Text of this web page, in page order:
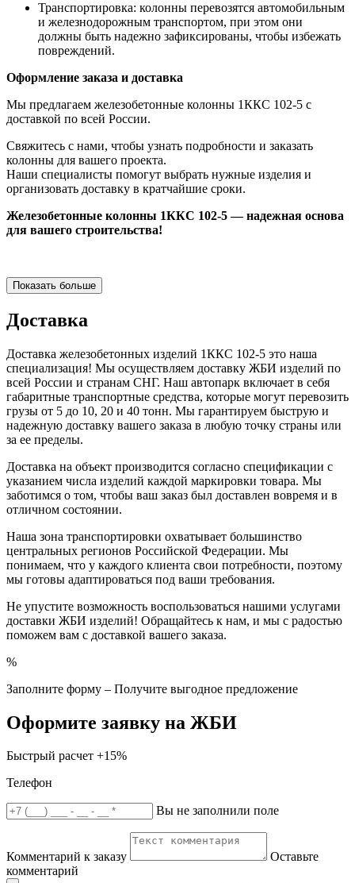
Транспортировка: колонны перевозятся автомобильным
и железнодорожным транспортом, при этом они
должны быть надежно зафиксированы, чтобы избежать
повреждений.
Оформление заказа и доставка
Мы предлагаем железобетонные колонны 1ККС 102-5 с
доставкой по всей России.
Свяжитесь с нами, чтобы узнать подробности и заказать
колонны для вашего проекта.
Наши специалисты помогут выбрать нужные изделия и
организовать доставку в кратчайшие сроки.
Железобетонные колонны 1ККС 102-5 — надежная основа
для вашего строительства!
Показать больше
Доставка
Доставка железобетонных изделий 1ККС 102-5 это наша
специализация! Мы осуществляем доставку ЖБИ изделий по
всей России и странам СНГ. Наш автопарк включает в себя
габаритные транспортные средства, которые могут перевозить
грузы от 5 до 10, 20 и 40 тонн. Мы гарантируем быструю и
надежную доставку вашего заказа в любую точку страны или
за ее пределы.
Доставка на объект производится согласно спецификации с
указанием числа изделий каждой маркировки товара. Мы
заботимся о том, чтобы ваш заказ был доставлен вовремя и в
отличном состоянии.
Наша зона транспортировки охватывает большинство
центральных регионов Российской Федерации. Мы
понимаем, что у каждого клиента свои потребности, поэтому
мы готовы адаптироваться под ваши требования.
Не упустите возможность воспользоваться нашими услугами
доставки ЖБИ изделий! Обращайтесь к нам, и мы с радостью
поможем вам с доставкой вашего заказа.
%
Заполните форму – Получите выгодное предложение
Оформите заявку на ЖБИ
Быстрый расчет +15%
Телефон
Вы не заполнили поле
Комментарий к заказу
Оставьте
комментарий